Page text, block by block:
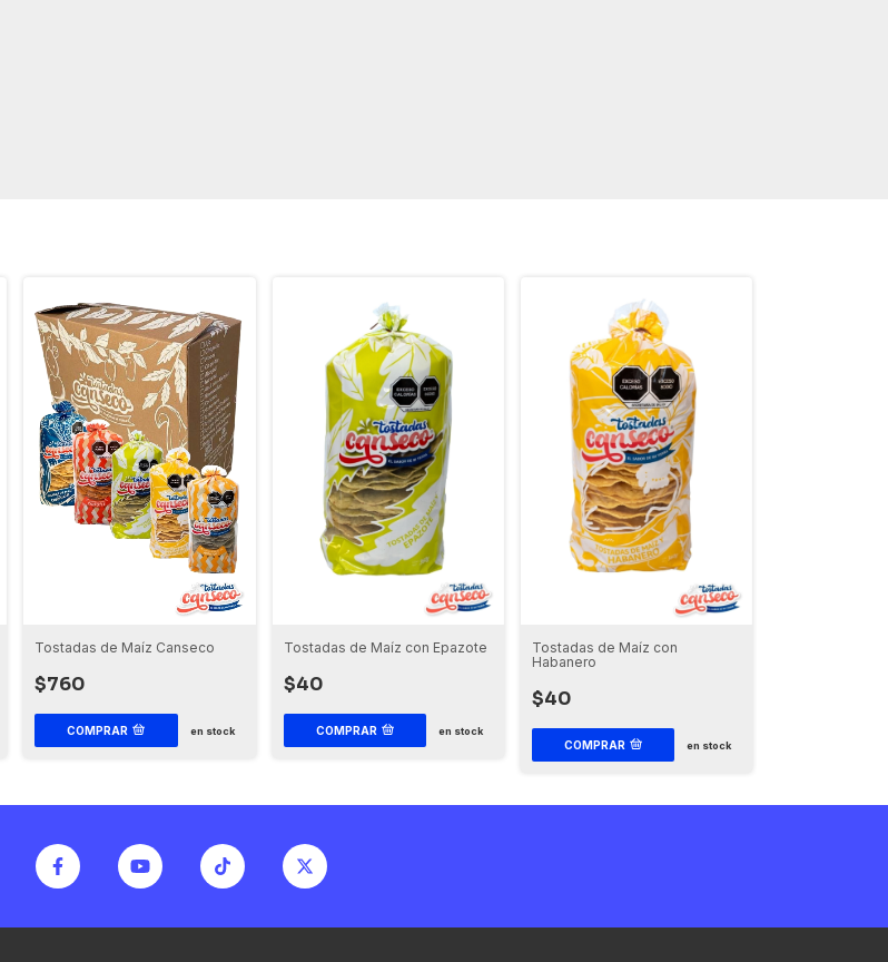
Tostadas de Maíz Canseco
$760
COMPRAR en stock
Tostadas de Maíz con Epazote
$40
COMPRAR en stock
Tostadas de Maíz con
Habanero
$40
COMPRAR en stock